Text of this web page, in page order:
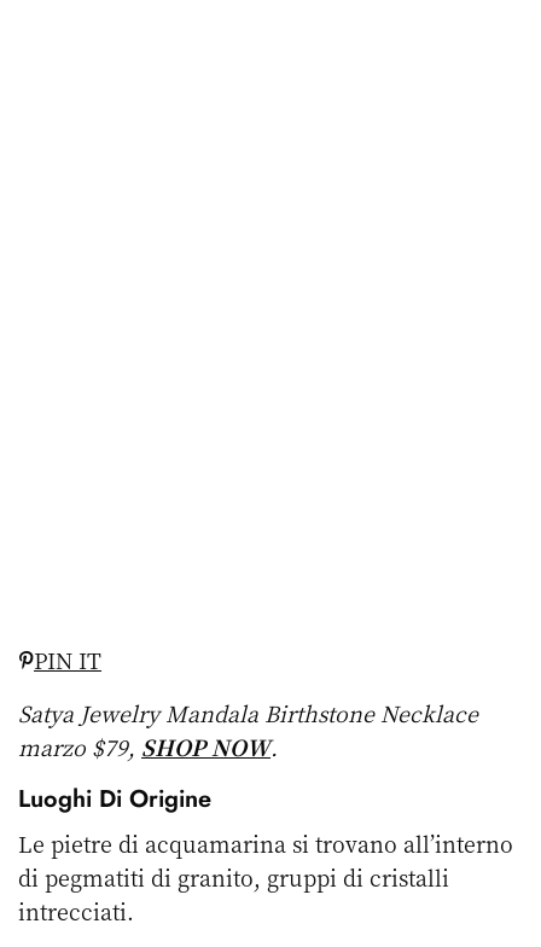
PIN IT
Satya Jewelry Mandala Birthstone Necklace
marzo $79, SHOP NOW.
Luoghi Di Origine
Le pietre di acquamarina si trovano all’interno
di pegmatiti di granito, gruppi di cristalli
intrecciati.